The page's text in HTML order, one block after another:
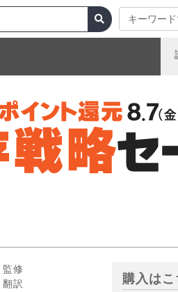
キーワー
監修
翻訳
購入はこ